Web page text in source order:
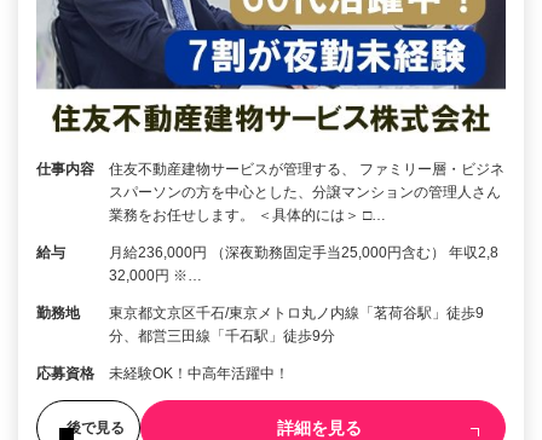
仕事内容
住友不動産建物サービスが管理する、 ファミリー層・ビジネ
スパーソンの方を中心とした、分譲マンションの管理人さん
業務をお任せします。 ＜具体的には＞ □…
給与
月給236,000円 （深夜勤務固定手当25,000円含む） 年収2,8
32,000円 ※…
勤務地
東京都文京区千石/東京メトロ丸ノ内線「茗荷谷駅」徒歩9
分、都営三田線「千石駅」徒歩9分
応募資格 未経験OK！中高年活躍中！
後で見る 詳細を見る